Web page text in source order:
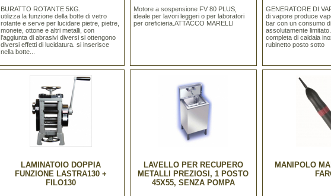
BURATTO ROTANTE 5KG.
utilizza la funzione della botte di vetro
rotante e serve per lucidare pietre, pietre,
monete, ottone e altri metalli, con
l'aggiunta di abrasivi diversi si ottengono
diversi effetti di lucidatura. si inserisce
nella botte...
Motore a sospensione FV 80 PLUS,
ideale per lavori leggeri o per laboratori
per oreficieria.ATTACCO MARELLI
GENERATORE DI
di vapore produce
bar con un consumo
assolutamente
completa di caldaia
rubinetto posto sotto
LAMINATOIO DOPPIA
FUNZIONE LASTRA130 +
FILO130
LAVELLO PER RECUPERO
METALLI PREZIOSI, 1 POSTO
45X55, SENZA POMPA
MANIPOLO